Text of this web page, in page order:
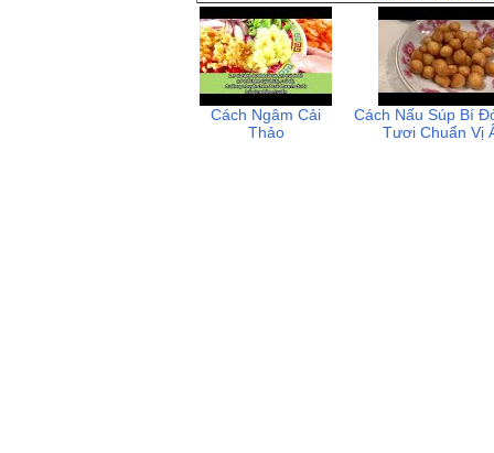
Cách Ngâm Cải
Thảo
Cách Nấu Súp Bí
Tươi Chuẩn Vị